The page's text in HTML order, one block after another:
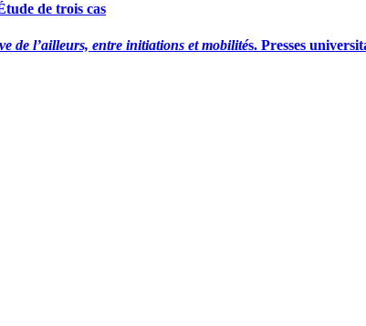
de trois cas
de l’ailleurs, entre initiations et mobilités. Presses